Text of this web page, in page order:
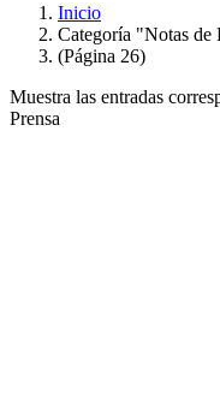
Inicio
Categoría "Notas de
(Página 26)
Muestra las entradas
Prensa